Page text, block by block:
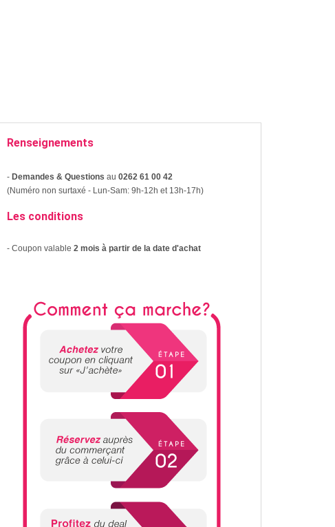
Renseignements
-Demandes & Questions au 0262 61 00 42
(Numéro non surtaxé - Lun-Sam: 9h-12h et 13h-17h)
Les conditions
- Coupon valable 2 mois à partir de la date d'achat